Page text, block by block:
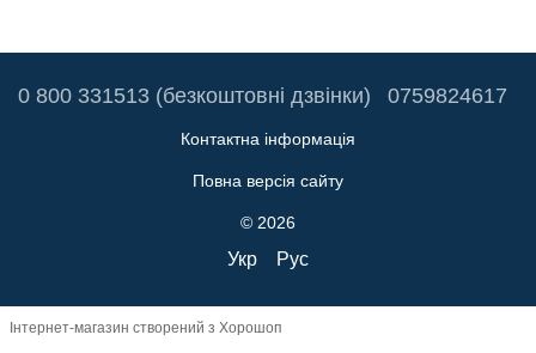
0 800 331513 (безкоштовні дзвінки) 0759824617
Контактна інформація
Повна версія сайту
© 2026
Укр Рус
Інтернет-магазин створений з Хорошоп